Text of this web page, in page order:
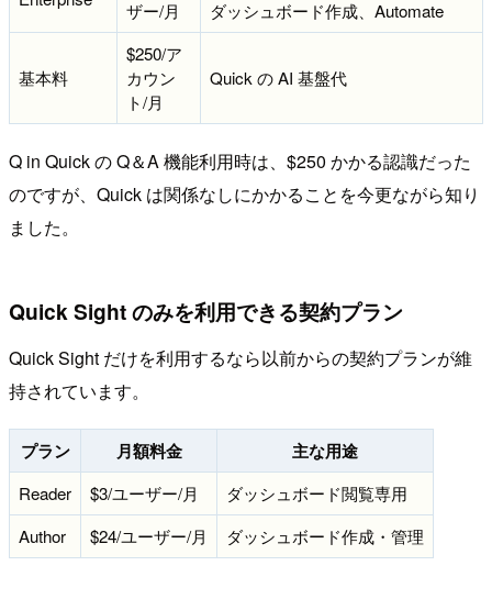
ザー/月
ダッシュボード作成、Automate
基本料
$250/ア
カウン
ト/月
Quick の AI 基盤代
Q in Quick の Q＆A 機能利用時は、$250 かかる認識だった
のですが、Quick は関係なしにかかることを今更ながら知り
ました。
Quick Sight のみを利用できる契約プラン
Quick Sight だけを利用するなら以前からの契約プランが維
持されています。
プラン 月額料金 主な用途
Reader $3/ユーザー/月
ダッシュボード閲覧専用
Author
$24/ユーザー/月 ダッシュボード作成・管理